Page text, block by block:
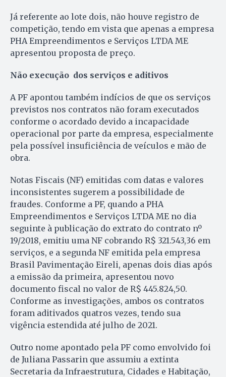
Já referente ao lote dois, não houve registro de
competição, tendo em vista que apenas a empresa
PHA Empreendimentos e Serviços LTDA ME
apresentou proposta de preço.
Não execução dos serviços e aditivos
A PF apontou também indícios de que os serviços
previstos nos contratos não foram executados
conforme o acordado devido a incapacidade
operacional por parte da empresa, especialmente
pela possível insuficiência de veículos e mão de
obra.
Notas Fiscais (NF) emitidas com datas e valores
inconsistentes sugerem a possibilidade de
fraudes. Conforme a PF, quando a PHA
Empreendimentos e Serviços LTDA ME no dia
seguinte à publicação do extrato do contrato nº
19/2018, emitiu uma NF cobrando R$ 321.543,36 em
serviços, e a segunda NF emitida pela empresa
Brasil Pavimentação Eireli, apenas dois dias após
a emissão da primeira, apresentou novo
documento fiscal no valor de R$ 445.824,50.
Conforme as investigações, ambos os contratos
foram aditivados quatros vezes, tendo sua
vigência estendida até julho de 2021.
Outro nome apontado pela PF como envolvido foi
de Juliana Passarin que assumiu a extinta
Secretaria da Infraestrutura, Cidades e Habitação,